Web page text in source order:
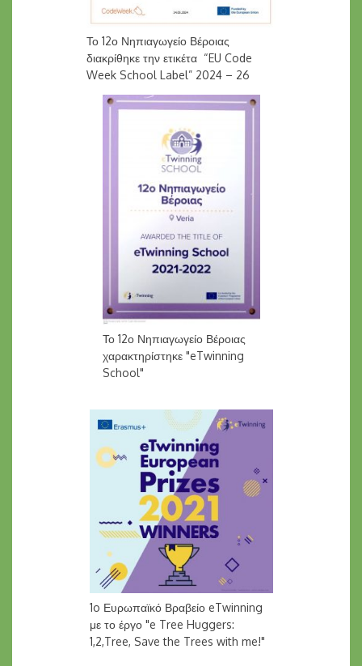
Το 12ο Νηπιαγωγείο Βέροιας
διακρίθηκε την ετικέτα “EU Code
Week School Label” 2024 – 26
Το 12ο Νηπιαγωγείο Βέροιας
χαρακτηρίστηκε "eTwinning
School"
1o Ευρωπαϊκό Βραβείο eTwinning
με το έργο "e Tree Huggers:
1,2,Tree, Save the Trees with me!"